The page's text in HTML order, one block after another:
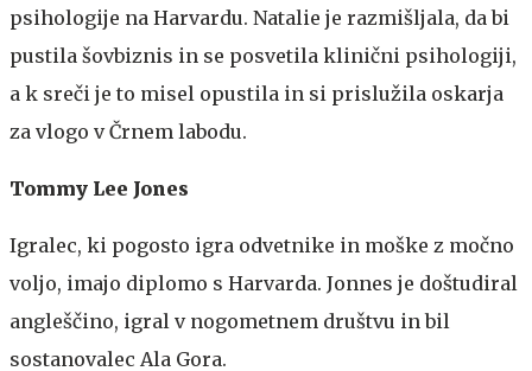
psihologije na Harvardu. Natalie je razmišljala, da bi
pustila šovbiznis in se posvetila klinični psihologiji,
a k sreči je to misel opustila in si prislužila oskarja
za vlogo v Črnem labodu.
Tommy Lee Jones
Igralec, ki pogosto igra odvetnike in moške z močno
voljo, imajo diplomo s Harvarda. Jonnes je doštudiral
angleščino, igral v nogometnem društvu in bil
sostanovalec Ala Gora.